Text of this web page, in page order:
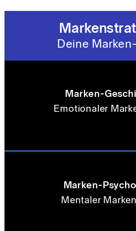
Deine
Marken-
Emotionaler
Marken-
Mentaler